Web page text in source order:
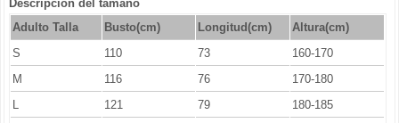
Descripción del tamaño
Adulto Talla
Busto(cm) Longitud(cm)
Altura(cm)
S
110 73
160-170
M
116 76
170-180
L
121 79
180-185